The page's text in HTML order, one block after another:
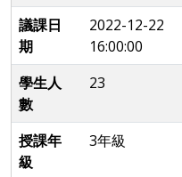
議課日
期
2022-12-22
16:00:00
學生人
數
23
授課年
級
3年級